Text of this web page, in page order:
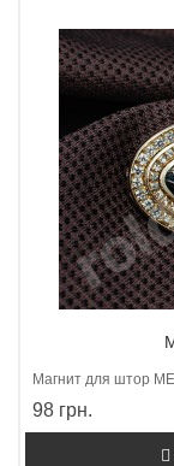
Магнит для штор
98 грн.